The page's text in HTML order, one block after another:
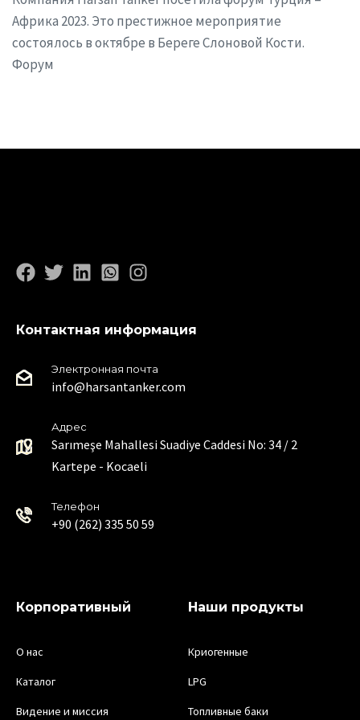
Африка 2023. Это престижное мероприятие
состоялось в октябре в Береге Слоновой Кости.
Форум
Контактная информация
Электронная почта
info@harsantanker.com
Адрес
Sarımeşe Mahallesi Suadiye Caddesi No: 34 / 2
Kartepe - Kocaeli
Телефон
+90 (262) 335 50 59
Корпоративный
О нас
Каталог
Видение и миссия
Наши продукты
Криогенные
LPG
Топливные баки